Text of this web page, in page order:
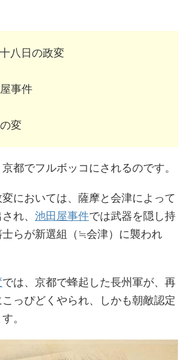
八日の政変
事件
変
都でフルボッコにされるのです。
においては、薩摩と会津によって
れ、 池田屋事件では武器を隠し持
士らが新選組（≒会津）に襲われ
では、京都で蜂起した長州軍が、再
っぴどくやられ、しかも朝敵認定
。